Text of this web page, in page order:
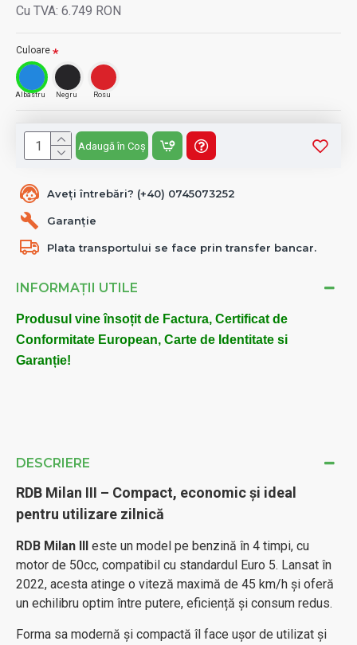
DESCRIERE
RDB Milan III – Compact, economic și ideal
pentru utilizare zilnică
RDB Milan III este un model pe benzină în 4 timpi, cu
motor de 50cc, compatibil cu standardul Euro 5. Lansat în
2022, acesta atinge o viteză maximă de 45 km/h și oferă
un echilibru optim între putere, eficiență și consum redus.
Forma sa modernă și compactă îl face ușor de utilizat și
Aveți întrebări? (+40) 0745073252
Garanție
Plata transportului se face prin transfer bancar.
INFORMAȚII UTILE
Produsul vine însoțit de Factura, Certificat de
Conformitate European, Carte de Identitate si
Garanție!
Cu TVA: 6.749 RON
Culoare
Albastru Negru Rosu
Adaugă în Coș